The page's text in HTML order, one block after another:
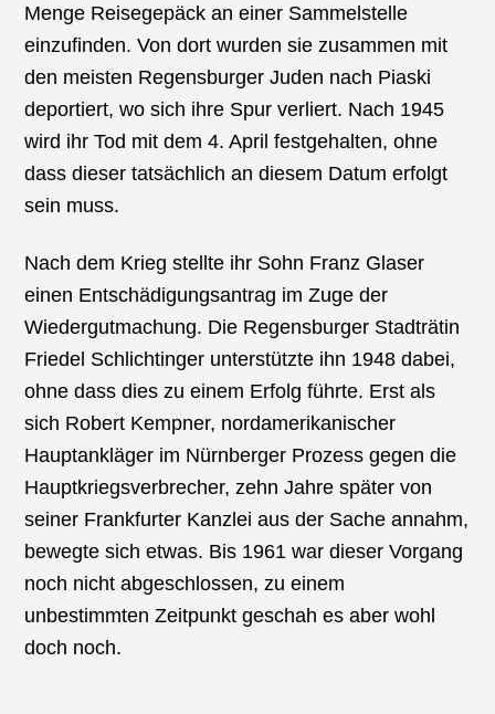
Menge Reisegepäck an einer Sammelstelle
einzufinden. Von dort wurden sie zusammen mit
den meisten Regensburger Juden nach Piaski
deportiert, wo sich ihre Spur verliert. Nach 1945
wird ihr Tod mit dem 4. April festgehalten, ohne
dass dieser tatsächlich an diesem Datum erfolgt
sein muss.
Nach dem Krieg stellte ihr Sohn Franz Glaser
einen Entschädigungsantrag im Zuge der
Wiedergutmachung. Die Regensburger Stadträtin
Friedel Schlichtinger unterstützte ihn 1948 dabei,
ohne dass dies zu einem Erfolg führte. Erst als
sich Robert Kempner, nordamerikanischer
Hauptankläger im Nürnberger Prozess gegen die
Hauptkriegsverbrecher, zehn Jahre später von
seiner Frankfurter Kanzlei aus der Sache annahm,
bewegte sich etwas. Bis 1961 war dieser Vorgang
noch nicht abgeschlossen, zu einem
unbestimmten Zeitpunkt geschah es aber wohl
doch noch.